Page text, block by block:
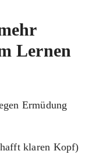
Lernen
Ermüdung
klaren Kopf)